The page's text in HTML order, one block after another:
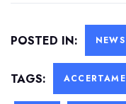
POSTED IN: NEWS
TAGS: